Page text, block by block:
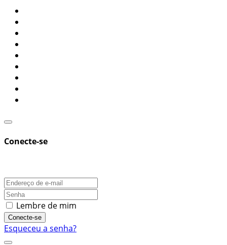
Conecte-se
Lembre de mim
Conecte-se
Esqueceu a senha?